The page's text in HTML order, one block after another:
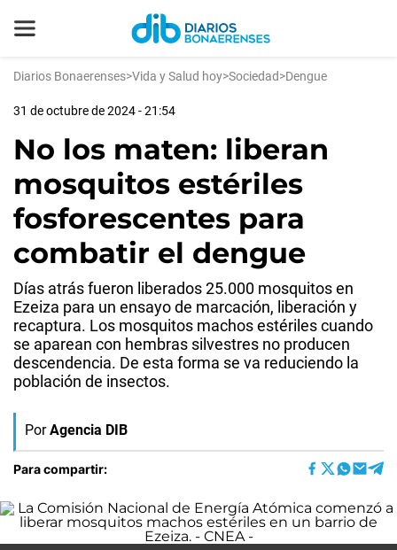
Diarios Bonaerenses>Vida y Salud hoy>Sociedad>Dengue
31 de octubre de 2024 - 21:54
No los maten: liberan
mosquitos estériles
fosforescentes para
combatir el dengue
Días atrás fueron liberados 25.000 mosquitos en
Ezeiza para un ensayo de marcación, liberación y
recaptura. Los mosquitos machos estériles cuando
se aparean con hembras silvestres no producen
descendencia. De esta forma se va reduciendo la
población de insectos.
Por Agencia DIB
Para compartir: